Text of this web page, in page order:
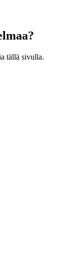
tällä sivulla.